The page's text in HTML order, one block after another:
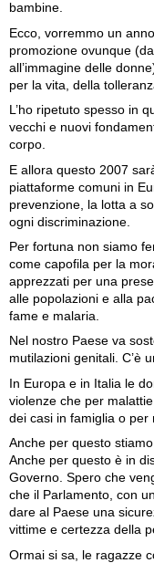
bambine.
Ecco, vorremmo un
promozione ovunque
all’immagine delle
per la vita, della
L’ho ripetuto spesso in
vecchi e nuovi
corpo.
E allora questo 2007
piattaforme comuni in
prevenzione, la lotta a
ogni discriminazione.
Per fortuna non siamo
come capofila per la
apprezzati per una
alle popolazioni e alla
fame e malaria.
Nel nostro Paese va
mutilazioni genitali. C’è
In Europa e in Italia le
violenze che per
dei casi in famiglia o per
Anche per questo
Anche per questo è in
Governo. Spero che
che il Parlamento, con
dare al Paese una
vittime e certezza della
Ormai si sa, le ragazze